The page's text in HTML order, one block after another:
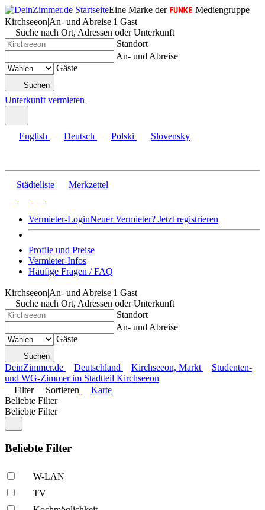
Eine Marke der
Mediengruppe
Kirchseeon|An- und Abreise|1 Gast
Suche nach Ort, Adressen oder Unterkunft
Standort
An- und Abreise
Gäste
Suchen
Unterkunft vermieten
English Deutsch Polski Slovensky
Städteliste Merkzettel
Vermieter-LoginNeuer Vermieter? Jetzt registrieren
Profile und Preise
Vermieter-Infos
Häufige Fragen / FAQ
Kirchseeon|An- und Abreise|1 Gast
Suche nach Ort, Adressen oder Unterkunft
Standort
An- und Abreise
Gäste
Suchen
DeinZimmer.de Deutschland Kirchseeon, Markt
Studenten-
und WG-Zimmer im Stadtteil Kirchseeon
Filter
Sortieren
Karte
Beliebte Filter
Beliebte Filter
Beliebte Filter
W-LAN
TV